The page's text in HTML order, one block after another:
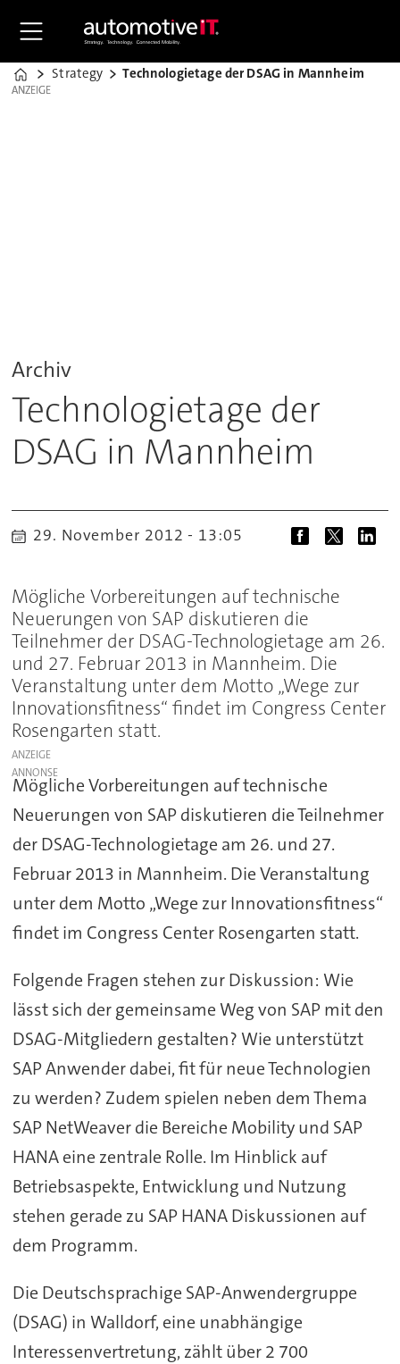
Home
Strategy Technologietage der DSAG in Mannheim
ANZEIGE
ANZEIGE
Archiv
Technologietage der
DSAG in Mannheim
29. November 2012 - 13:05
Mögliche Vorbereitungen auf technische
Neuerungen von SAP diskutieren die
Teilnehmer der DSAG-Technologietage am 26.
und 27. Februar 2013 in Mannheim. Die
Veranstaltung unter dem Motto „Wege zur
Innovationsfitness“ findet im Congress Center
Rosengarten statt.
ANZEIGE
Mögliche Vorbereitungen auf technische
Neuerungen von SAP diskutieren die Teilnehmer
der DSAG-Technologietage am 26. und 27.
Februar 2013 in Mannheim. Die Veranstaltung
unter dem Motto „Wege zur Innovationsfitness“
findet im Congress Center Rosengarten statt.
Folgende Fragen stehen zur Diskussion: Wie
lässt sich der gemeinsame Weg von SAP mit den
DSAG-Mitgliedern gestalten? Wie unterstützt
SAP Anwender dabei, fit für neue Technologien
zu werden? Zudem spielen neben dem Thema
SAP NetWeaver die Bereiche Mobility und SAP
HANA eine zentrale Rolle. Im Hinblick auf
Betriebsaspekte, Entwicklung und Nutzung
stehen gerade zu SAP HANA Diskussionen auf
dem Programm.
Die Deutschsprachige SAP-Anwendergruppe
(DSAG) in Walldorf, eine unabhängige
Interessenvertretung, zählt über 2 700